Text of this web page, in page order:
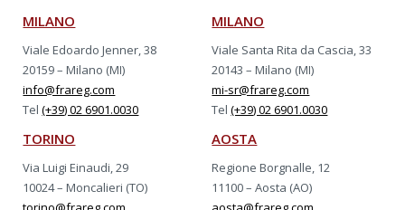
MILANO
Viale Edoardo Jenner, 38
20159 – Milano (MI)
info@frareg.com
Tel(+39) 02 6901.0030
MILANO
Viale Santa Rita da Cascia, 33
20143 – Milano (MI)
mi-sr@frareg.com
Tel(+39) 02 6901.0030
TORINO
Via Luigi Einaudi, 29
10024 – Moncalieri (TO)
AOSTA
Regione Borgnalle, 12
11100 – Aosta (AO)